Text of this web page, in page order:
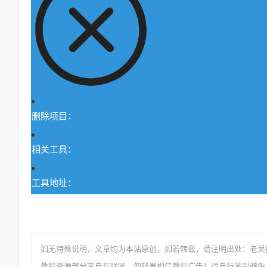
删除项目：
相关工具：
工具地址：
如无特殊说明，文章均为本站原创 ，如若转载，请注明出处： 老吴